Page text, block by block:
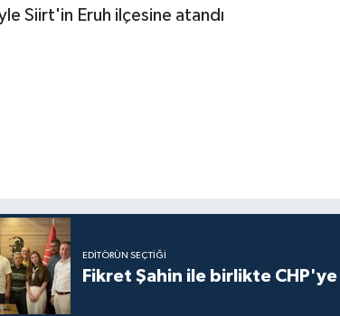
Siirt'in Eruh ilçesine atandı
EDITÖRÜN SEÇTIĞI
Fikret Şahin ile birlikte